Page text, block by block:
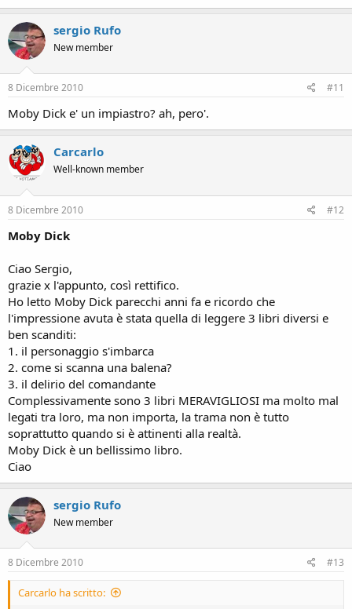
sergio Rufo
New member
8 Dicembre 2010 #11
Moby Dick e' un impiastro? ah, pero'.
Carcarlo
Well-known member
8 Dicembre 2010 #12
Moby Dick
Ciao Sergio,
grazie x l'appunto, così rettifico.
Ho letto Moby Dick parecchi anni fa e ricordo che
l'impressione avuta è stata quella di leggere 3 libri diversi e
ben scanditi:
1. il personaggio s'imbarca
2. come si scanna una balena?
3. il delirio del comandante
Complessivamente sono 3 libri MERAVIGLIOSI ma molto mal
legati tra loro, ma non importa, la trama non è tutto
soprattutto quando si è attinenti alla realtà.
Moby Dick è un bellissimo libro.
Ciao
sergio Rufo
New member
8 Dicembre 2010 #13
Carcarlo ha scritto: